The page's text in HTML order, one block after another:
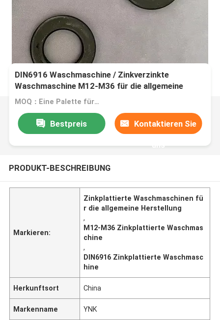
DIN6916 Waschmaschine / Zinkverzinkte
Waschmaschine M12-M36 für die allgemeine
Fertigung
MOQ：Eine Palette für eine Größe
Bestpreis Kontaktieren Sie
uns
PRODUKT-BESCHREIBUNG
Markieren:
Zinkplattierte Waschmaschinen fü
r die allgemeine Herstellung
,
M12-M36 Zinkplattierte Waschmas
chine
,
DIN6916 Zinkplattierte Waschmasc
hine
Herkunftsort China
Markenname YNK